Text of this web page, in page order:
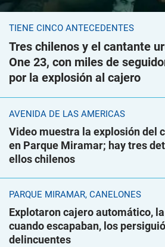
TIENE CINCO ANTECEDENTES
Tres chilenos y el cantante
One 23, con miles de
por la explosión al cajero
AVENIDA DE LAS AMÉRICAS
Video muestra la explosión del
en Parque Miramar; hay tres
ellos chilenos
PARQUE MIRAMAR, CANELONES
Explotaron cajero automático,
cuando escapaban, los
delincuentes